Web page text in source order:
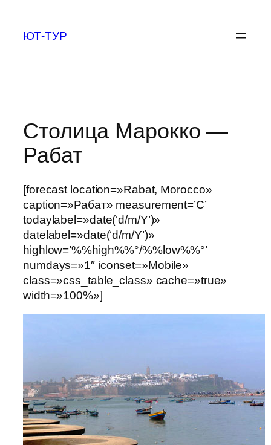
содержимому
ЮТ-ТУР
Столица Марокко —
Рабат
[forecast location=»Rabat, Morocco»
caption=»Рабат» measurement=’C’
todaylabel=»date(‘d/m/Y’)»
datelabel=»date(‘d/m/Y’)»
highlow=’%%high%%°/%%low%%°’
numdays=»1″ iconset=»Mobile»
class=»css_table_class» cache=»true»
width=»100%»]